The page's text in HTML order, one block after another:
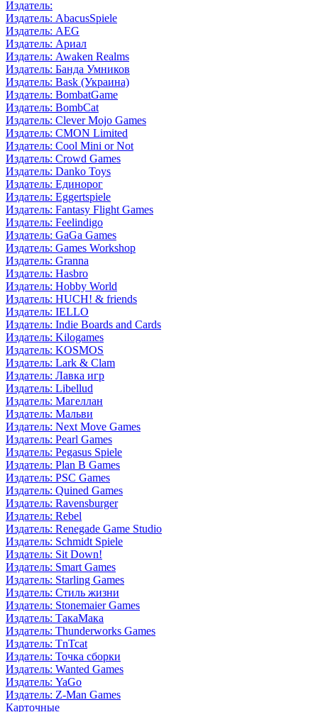
Издатель:
Издатель: AbacusSpiele
Издатель: AEG
Издатель: Ариал
Издатель: Awaken Realms
Издатель: Банда Умников
Издатель: Bask (Украина)
Издатель: BombatGame
Издатель: BombCat
Издатель: Clever Mojo Games
Издатель: CMON Limited
Издатель: Cool Mini or Not
Издатель: Crowd Games
Издатель: Danko Toys
Издатель: Единорог
Издатель: Eggertspiele
Издатель: Fantasy Flight Games
Издатель: Feelindigo
Издатель: GaGa Games
Издатель: Games Workshop
Издатель: Granna
Издатель: Hasbro
Издатель: Hobby World
Издатель: HUCH! & friends
Издатель: IELLO
Издатель: Indie Boards and Cards
Издатель: Kilogames
Издатель: KOSMOS
Издатель: Lark & Clam
Издатель: Лавка игр
Издатель: Libellud
Издатель: Магеллан
Издатель: Мальви
Издатель: Next Move Games
Издатель: Pearl Games
Издатель: Pegasus Spiele
Издатель: Plan B Games
Издатель: PSC Games
Издатель: Quined Games
Издатель: Ravensburger
Издатель: Rebel
Издатель: Renegade Game Studio
Издатель: Schmidt Spiele
Издатель: Sit Down!
Издатель: Smart Games
Издатель: Starling Games
Издатель: Стиль жизни
Издатель: Stonemaier Games
Издатель: ТакаМака
Издатель: Thunderworks Games
Издатель: TnTcat
Издатель: Точка сборки
Издатель: Wanted Games
Издатель: YaGo
Издатель: Z-Man Games
Карточные